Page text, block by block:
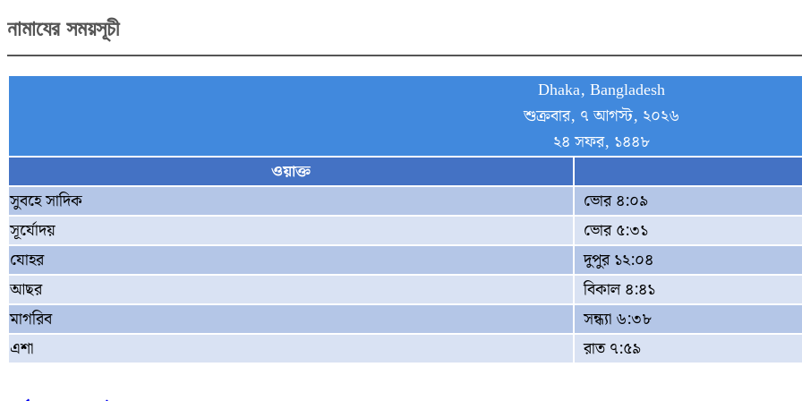
নামাযের সময়সূচী
Dhaka, Bangladesh
শুক্রবার, ৭ আগস্ট, ২০২৬
২৪ সফর, ১৪৪৮
ওয়াক্ত
সুবহে সাদিক
ভোর ৪:০৯
সূর্যোদয়
ভোর ৫:৩১
যোহর
দুপুর ১২:০৪
আছর
বিকাল ৪:৪১
মাগরিব
সন্ধ্যা ৬:৩৮
এশা
রাত ৭:৫৯